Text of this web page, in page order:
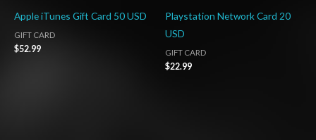
Apple iTunes Gift Card 50 USD
GIFT CARD
$52.99
Playstation Network Card 20
USD
GIFT CARD
$22.99